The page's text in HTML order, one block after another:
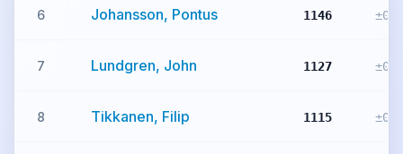
6 Johansson, Pontus 1146 ±0
7 Lundgren, John 1127 ±0
8 Tikkanen, Filip 1115 ±0